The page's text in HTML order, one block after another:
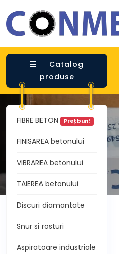
Catalog
produse
FIBRE BETON Preț bun!
FINISAREA betonului
VIBRAREA betonului
TAIEREA betonului
Discuri diamantate
Snur si rosturi
Aspiratoare industriale